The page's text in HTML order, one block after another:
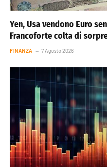
Yen, Usa vendono Euro
Francoforte colta di
FINANZA 7 Agosto 2026